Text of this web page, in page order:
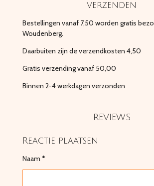
verzenden
Bestellingen vanaf 7,50 worden gratis
Woudenberg.
Daarbuiten zijn de verzendkosten 4,50
Gratis verzending vanaf 50,00
Binnen 2-4 werkdagen verzonden
REVIEWS
Reactie plaatsen
Naam *